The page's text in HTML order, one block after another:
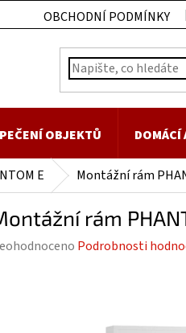
OBCHODNÍ PODMÍNKY
OBJEKTŮ DOMÁCÍ
E Montážní rám
rám
Podrobnosti